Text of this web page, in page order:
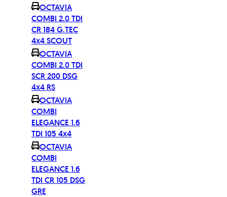
OCTAVIA
COMBI 2.0 TDI
CR 184 G.TEC
4x4 SCOUT
OCTAVIA
COMBI 2.0 TDI
SCR 200 DSG
4x4 RS
OCTAVIA
COMBI
ELEGANCE 1.6
TDI 105 4x4
OCTAVIA
COMBI
ELEGANCE 1.6
TDI CR 105 DSG
GRE